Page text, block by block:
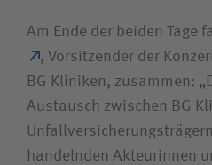
Am Ende der beiden Tage
, Vorsitzender der
BG Kliniken, zusammen:
Austausch zwischen BG
handelnden Akteurinnen